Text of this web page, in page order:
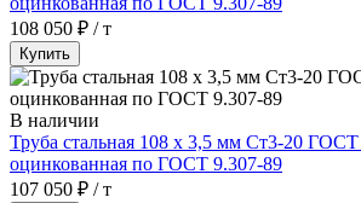
108 050 ₽ / т
Купить
В наличии
Труба стальная 108 х 3,5 мм Ст3-20 ГОСТ
оцинкованная по ГОСТ 9.307-89
107 050 ₽ / т